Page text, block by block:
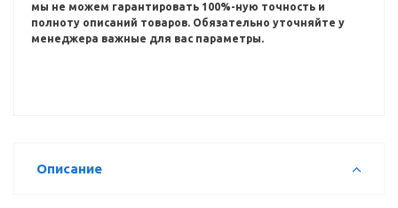
мы не можем гарантировать 100%-ную точность и
полноту описаний товаров. Обязательно уточняйте у
менеджера важные для вас параметры.
Описание